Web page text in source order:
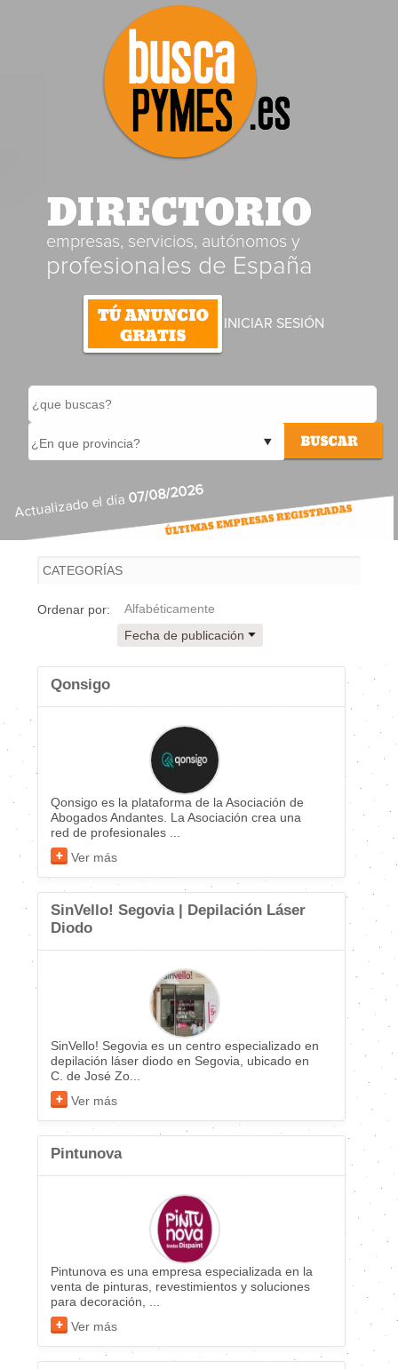
DIRECTORIO
empresas, servicios, autónomos y
profesionales de España
INICIAR SESIÓN
Actualizado el día07/08/2026
Ordenar por:
Alfabéticamente
Fecha de publicación
Qonsigo
Qonsigo es la plataforma de la Asociación de
Abogados Andantes. La Asociación crea una
red de profesionales ...
Ver más
SinVello! Segovia | Depilación Láser
Diodo
SinVello! Segovia es un centro especializado en
depilación láser diodo en Segovia, ubicado en
C. de José Zo...
Ver más
Pintunova
Pintunova es una empresa especializada en la
venta de pinturas, revestimientos y soluciones
para decoración, ...
Ver más